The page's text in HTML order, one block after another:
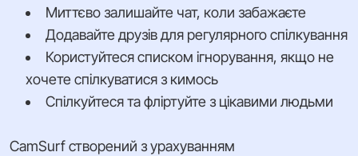
Миттєво залишайте чат, коли забажаєте
Додавайте друзів для регулярного спілкування
Користуйтеся списком ігнорування, якщо не
хочете спілкуватися з кимось
Спілкуйтеся та фліртуйте з цікавими людьми
CamSurf створений з урахуванням